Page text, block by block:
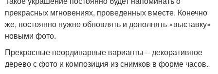
прекрасных мгновениях, проведенных вместе. Конечно
же, постоянно нужно обновлять и дополнять «выставку»
новыми фото.
Прекрасные неординарные варианты – декоративное
дерево с фото и композиция из снимков в форме часов.